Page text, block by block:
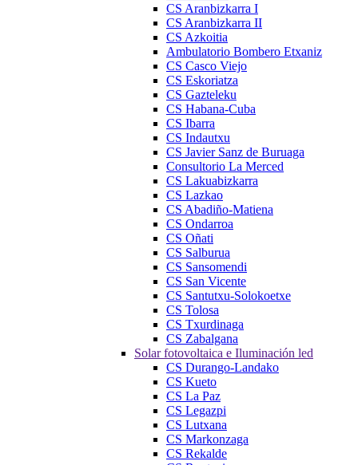
CS Aranbizkarra I
CS Aranbizkarra II
CS Azkoitia
Ambulatorio Bombero Etxaniz
CS Casco Viejo
CS Eskoriatza
CS Gazteleku
CS Habana-Cuba
CS Ibarra
CS Indautxu
CS Javier Sanz de Buruaga
Consultorio La Merced
CS Lakuabizkarra
CS Lazkao
CS Abadiño-Matiena
CS Ondarroa
CS Oñati
CS Salburua
CS Sansomendi
CS San Vicente
CS Santutxu-Solokoetxe
CS Tolosa
CS Txurdinaga
CS Zabalgana
Solar fotovoltaica e Iluminación led
CS Durango-Landako
CS Kueto
CS La Paz
CS Legazpi
CS Lutxana
CS Markonzaga
CS Rekalde